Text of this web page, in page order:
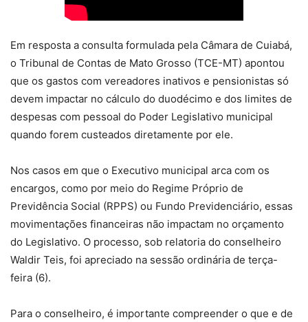
Em resposta a consulta formulada pela Câmara de Cuiabá,
o Tribunal de Contas de Mato Grosso (TCE-MT) apontou
que os gastos com vereadores inativos e pensionistas só
devem impactar no cálculo do duodécimo e dos limites de
despesas com pessoal do Poder Legislativo municipal
quando forem custeados diretamente por ele.
Nos casos em que o Executivo municipal arca com os
encargos, como por meio do Regime Próprio de
Previdência Social (RPPS) ou Fundo Previdenciário, essas
movimentações financeiras não impactam no orçamento
do Legislativo. O processo, sob relatoria do conselheiro
Waldir Teis, foi apreciado na sessão ordinária de terça-
feira (6).
Para o conselheiro, é importante compreender o que e de